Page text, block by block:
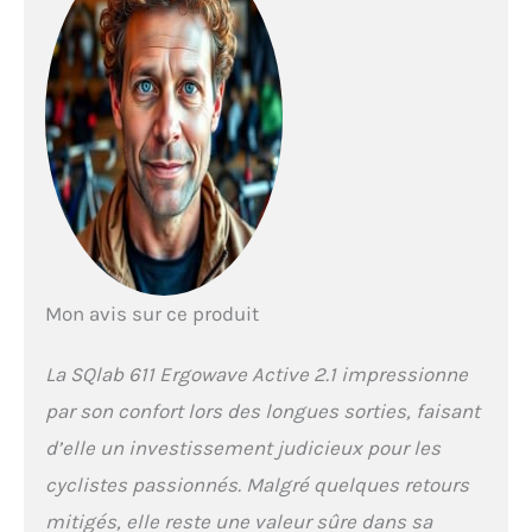
soulageant les zones
sensibles. TAILLES : La
selle de VTT est disponible
en différentes largeurs et
s'adapte ainsi avec
précision à l'écartement
entre les ischions de
chaque cycliste,
notamment sur les
terrains escarpés - 13 cm
du VTT. De l'enduro au
est conçue pour vous
permettre d'aller plus loin
et plus vite.
Mon avis sur ce produit
La SQlab 611 Ergowave Active 2.1 impressionne
par son confort lors des longues sorties, faisant
d’elle un investissement judicieux pour les
cyclistes passionnés. Malgré quelques retours
mitigés, elle reste une valeur sûre dans sa